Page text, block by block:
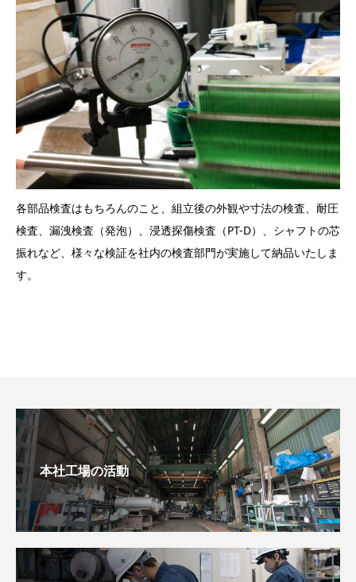
各部品検査はもちろんのこと、組立後の外観や寸法の検査、耐圧
検査、漏洩検査（発泡）、浸透探傷検査（PT-D）、シャフトの芯
振れなど、様々な検証を社内の検査部門が実施して納品いたしま
す。
本社工場の活動